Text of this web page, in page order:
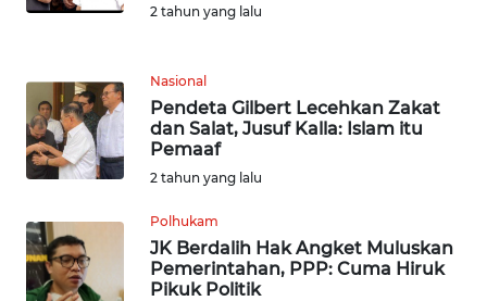
2 tahun yang lalu
Nasional
Pendeta Gilbert Lecehkan Zakat
dan Salat, Jusuf Kalla: Islam itu
Pemaaf
2 tahun yang lalu
Polhukam
JK Berdalih Hak Angket Muluskan
Pemerintahan, PPP: Cuma Hiruk
Pikuk Politik
UTARA
SAMOSIR
WN
PADANG
WN
SUMEDANG